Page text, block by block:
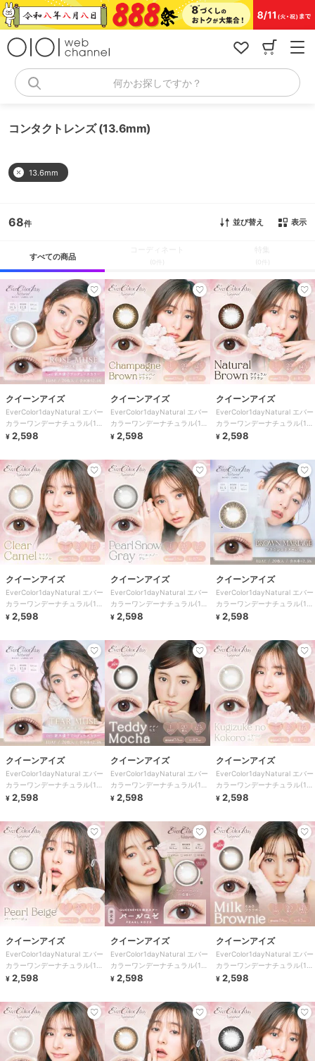
コ
ン
何かお探しですか？
コンタクトレンズ (13.6mm)
13.6mm
68 並び替え 表示
すべての商品
(0件) (0件)
クイーンアイズ
EverColor1dayNatural エバー
カラーワンデーナチュラル(1箱
20枚)
¥ 2,598
クイーンアイズ
EverColor1dayNatural エバー
カラーワンデーナチュラル(1箱
20枚)
¥ 2,598
クイーンアイズ
EverColor1dayNatural エバー
カラーワンデーナチュラル(1箱
20枚)
¥ 2,598
クイーンアイズ
EverColor1dayNatural エバー
カラーワンデーナチュラル(1箱
20枚)
¥ 2,598
クイーンアイズ
EverColor1dayNatural エバー
カラーワンデーナチュラル(1箱
20枚)
¥ 2,598
クイーンアイズ
EverColor1dayNatural エバー
カラーワンデーナチュラル(1箱
20枚)
¥ 2,598
クイーンアイズ
EverColor1dayNatural エバー
カラーワンデーナチュラル(1箱
20枚)
¥ 2,598
クイーンアイズ
EverColor1dayNatural エバー
カラーワンデーナチュラル(1箱
20枚)
¥ 2,598
クイーンアイズ
EverColor1dayNatural エバー
カラーワンデーナチュラル(1箱
20枚)
¥ 2,598
クイーンアイズ
EverColor1dayNatural エバー
カラーワンデーナチュラル(1箱
20枚)
¥ 2,598
クイーンアイズ
EverColor1dayNatural エバー
カラーワンデーナチュラル(1箱
20枚)
¥ 2,598
クイーンアイズ
EverColor1dayNatural エバー
カラーワンデーナチュラル(1箱
20枚)
¥ 2,598